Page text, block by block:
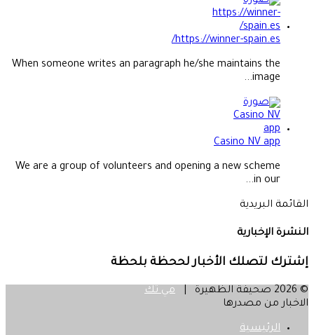
https://winner-spain.es/
When someone writes an paragraph he/she maintains the
image...
Casino NV app
We are a group of volunteers and opening a new scheme
in our...
القائمة البريدية
النشرة الإخبارية
إشترك لتصلك الأخبار لححظة بلحظة
© 2026 صحيفة الظهيرة |
مي تك
الاخبار من مصدرها
الرئيسية